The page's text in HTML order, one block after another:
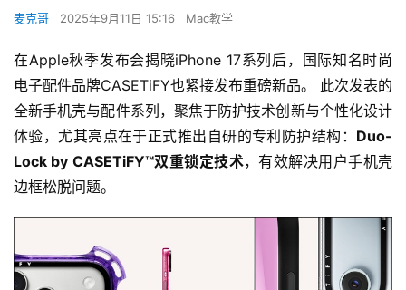
麦克哥 2025年9月11日 15:16 Mac教学
在Apple秋季发布会揭晓iPhone 17系列后，国际知名时尚
电子配件品牌CASETiFY也紧接发布重磅新品。 此次发表的
全新手机壳与配件系列，聚焦于防护技术创新与个性化设计
体验，尤其亮点在于正式推出自研的专利防护结构： Duo-
Lock by CASETiFY™双重锁定技术，有效解决用户手机壳
边框松脱问题。